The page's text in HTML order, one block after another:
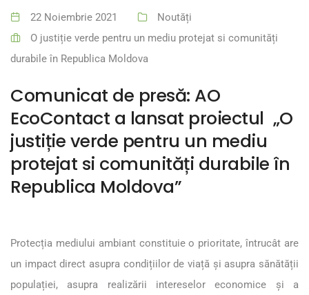
22 Noiembrie 2021
Noutăți
O justiție verde pentru un mediu protejat si comunități
durabile în Republica Moldova
Comunicat de presă: AO
EcoContact a lansat proiectul „O
justiție verde pentru un mediu
protejat si comunități durabile în
Republica Moldova”
Protecția mediului ambiant constituie o prioritate, întrucât are
un impact direct asupra condițiilor de viață și asupra sănătății
populației, asupra realizării intereselor economice și a